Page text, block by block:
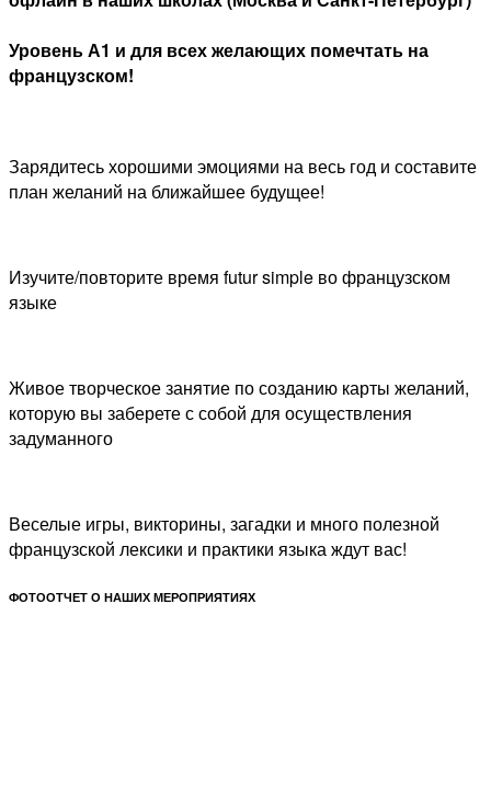
Уровень А1 и для всех желающих помечтать на
французском!
Зарядитесь хорошими эмоциями на весь год и составите
план желаний на ближайшее будущее!
Изучите/повторите время futur simple во французском
языке
Живое творческое занятие по созданию карты желаний,
которую вы заберете с собой для осуществления
задуманного
Веселые игры, викторины, загадки и много полезной
французской лексики и практики языка ждут вас!
ФОТООТЧЕТ О НАШИХ МЕРОПРИЯТИЯХ